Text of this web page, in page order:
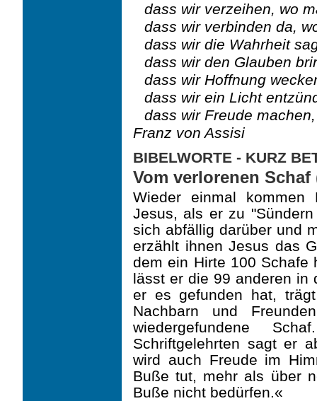
dass wir verzeihen, wo
dass wir verbinden da,
dass wir die Wahrheit
dass wir den Glauben
dass wir Hoffnung
dass wir ein Licht
dass wir Freude
Franz von Assisi
BIBELWORTE - KURZ
Vom verlorenen Schaf
Wieder einmal kommen
Jesus, als er zu
sich abfällig darüber und
erzählt ihnen Jesus das
dem ein Hirte 100 Schafe
lässt er die 99 anderen in
er es gefunden hat,
Nachbarn und
wiedergefundene
Schriftgelehrten sagt er
wird auch Freude im
Buße tut, mehr als über
Buße nicht bedürfen.«